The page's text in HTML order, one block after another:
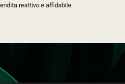
reattivo e affidabile.